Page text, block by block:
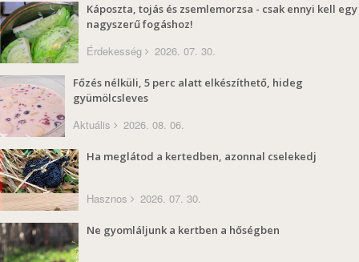
Káposzta, tojás és zsemlemorzsa - csak ennyi kell egy
nagyszerű fogáshoz!
Érdekesség 2026. 07. 30.
Főzés nélküli, 5 perc alatt elkészíthető, hideg
gyümölcsleves
Aktuális 2026. 08. 06.
Ha meglátod a kertedben, azonnal cselekedj
Hasznos 2026. 07. 30.
Ne gyomláljunk a kertben a hőségben